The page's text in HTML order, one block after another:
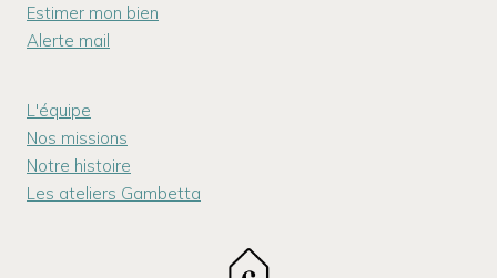
Estimer mon bien
Alerte mail
L'équipe
Nos missions
Notre histoire
Les ateliers Gambetta